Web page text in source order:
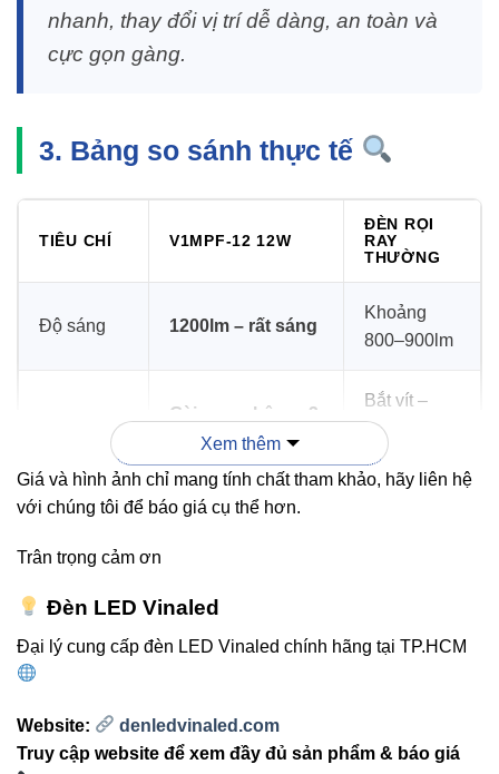
nhanh, thay đổi vị trí dễ dàng, an toàn và
cực gọn gàng.
3. Bảng so sánh thực tế
TIÊU CHÍ V1MPF-12 12W
ĐÈN RỌI
RAY
THƯỜNG
Độ sáng 1200lm – rất sáng
Khoảng
800–900lm
Gài nam châm – 3
giây hoàn thành
Bắt vít –
mất thời
gian
Tính thẩm
Không lộ dây –
Khả năng
vít cố định
4. Hướng dẫn lựa chọn ánh sáng
Xem thêm
Giá và hình ảnh chỉ mang tính chất tham khảo, hãy liên hệ
với chúng tôi để báo giá cụ thể hơn.
Trân trọng cảm ơn
Đèn LED Vinaled
Đại lý cung cấp đèn LED Vinaled chính hãng tại TP.HCM
Website:
denledvinaled.com
Truy cập website để xem đầy đủ sản phẩm & báo giá